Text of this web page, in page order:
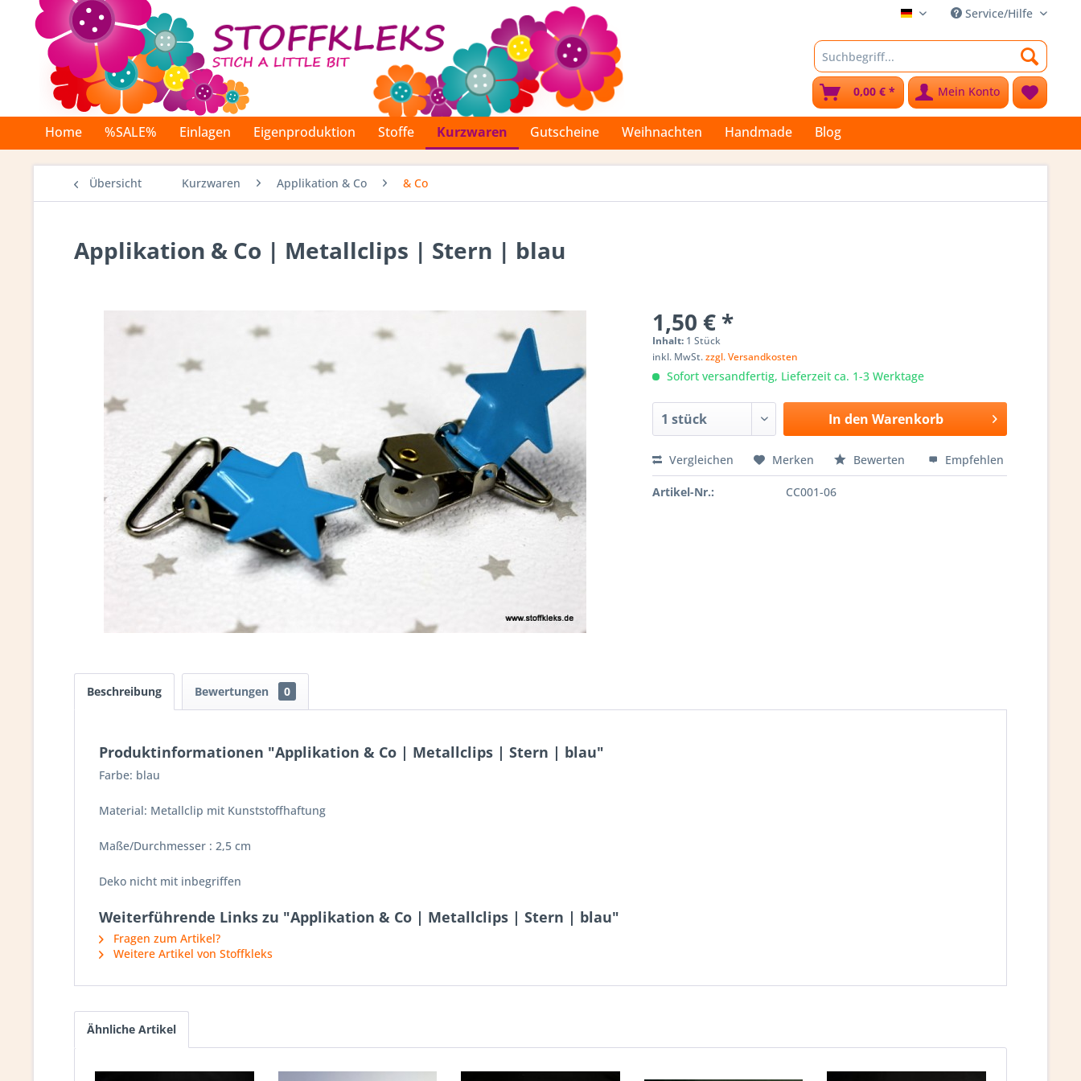
Stoffkleks Service/Hilfe
Mein Konto
0,00 € *
Home %SALE% Einlagen Eigenproduktion Stoffe Kurzwaren Gutscheine Weihnachten Handmade Blog
Übersicht Kurzwaren Applikation & Co & Co
Applikation & Co | Metallclips | Stern | blau
1,50 € *
Inhalt: 1 Stück
inkl. MwSt.zzgl. Versandkosten
Sofort versandfertig, Lieferzeit ca. 1-3 Werktage
In den Warenkorb
Vergleichen Merken Bewerten Empfehlen
Artikel-Nr.: CC001-06
Beschreibung Bewertungen 0
Produktinformationen "Applikation & Co | Metallclips | Stern | blau"
Farbe: blau
Material: Metallclip mit Kunststoffhaftung
Maße/Durchmesser : 2,5 cm
Deko nicht mit inbegriffen
Weiterführende Links zu "Applikation & Co | Metallclips | Stern | blau"
Fragen zum Artikel?
Weitere Artikel von Stoffkleks
Ähnliche Artikel